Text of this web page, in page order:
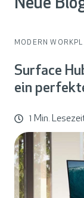
Neue
MODERN
Surface
ein
1 Min.